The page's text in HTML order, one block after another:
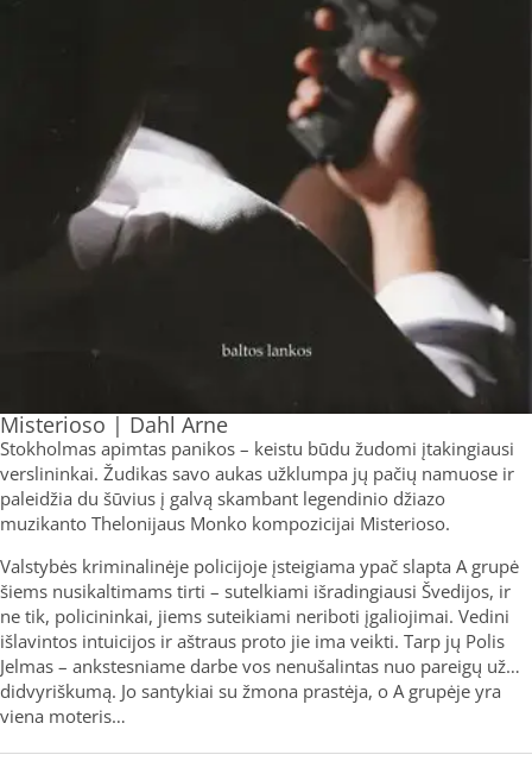
Misterioso | Dahl Arne
Stokholmas apimtas panikos – keistu būdu žudomi įtakingiausi
verslininkai. Žudikas savo aukas užklumpa jų pačių namuose ir
paleidžia du šūvius į galvą skambant legendinio džiazo
muzikanto Thelonijaus Monko kompozicijai Misterioso.
Valstybės kriminalinėje policijoje įsteigiama ypač slapta A grupė
šiems nusikaltimams tirti – sutelkiami išradingiausi Švedijos, ir
ne tik, policininkai, jiems suteikiami neriboti įgaliojimai. Vedini
išlavintos intuicijos ir aštraus proto jie ima veikti. Tarp jų Polis
Jelmas – ankstesniame darbe vos nenušalintas nuo pareigų už…
didvyriškumą. Jo santykiai su žmona prastėja, o A grupėje yra
viena moteris…